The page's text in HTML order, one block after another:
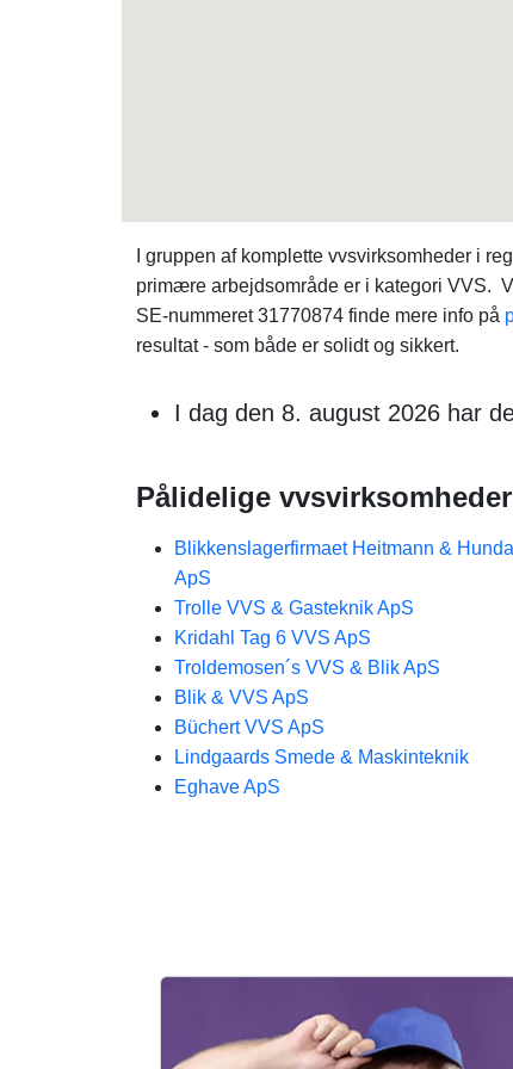
I gruppen af komplette vvsvirksomheder i
primære arbejdsområde er i kategori VVS.
SE-nummeret 31770874 finde mere info på
resultat - som både er solidt og sikkert.
I dag den 8. august 2026 har
Pålidelige
Blikkenslagerfirmaet Heitmann &
ApS
Trolle VVS & Gasteknik ApS
Kridahl Tag 6 VVS ApS
Troldemosen´s VVS & Blik ApS
Blik & VVS ApS
Büchert VVS ApS
Lindgaards Smede & Maskinteknik
Eghave ApS